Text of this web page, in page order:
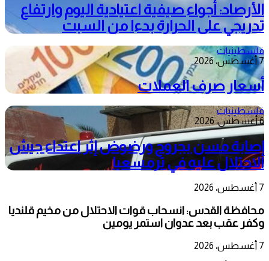
الأرصاد: أجواء صيفية اعتيادية اليوم وارتفاع
تدريجي على الحرارة بدءا من السبت
فلسطينيات
7 أغسطس، 2026
أسعار صرف العملات
فلسطينيات
6 أغسطس، 2026
إصابة مسن بجروح ورضوض إثر اعتداء جيش
الاحتلال عليه في ترمسعيا
7 أغسطس، 2026
محافظة القدس: انسحاب قوات الاحتلال من مخيم قلنديا
وكفر عقب بعد عدوان استمر يومين
7 أغسطس، 2026